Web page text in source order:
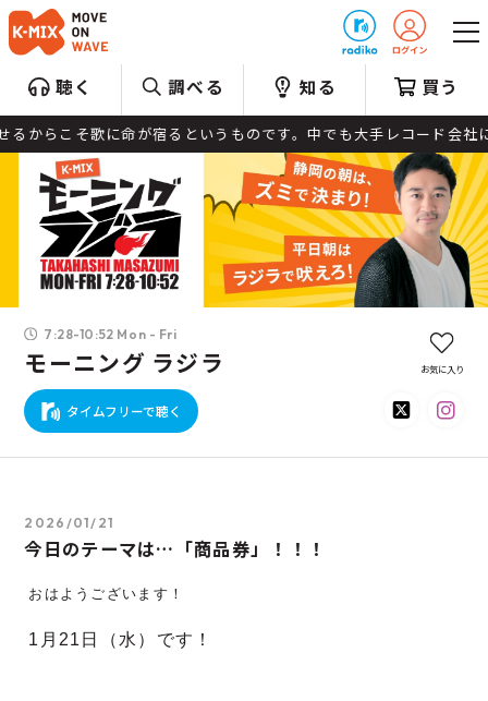
聴く 調べる 知る 買う
に命が宿るというものです。中でも大手レコード会社
7:28-10:52 Mon - Fri
モーニング ラジラ
タイムフリーで聴く
お気に入り
2026/01/21
今日のテーマは…「商品券」！！！
おはようございます！
1月21 日（水）です！